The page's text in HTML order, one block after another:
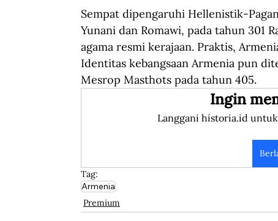
Sempat dipengaruhi Hellenistik-
Yunani dan Romawi, pada tahun 301
agama resmi kerajaan. Praktis,
Identitas kebangsaan Armenia pun
Mesrop Masthots pada tahun 405.
Ingin
Langgani historia.id
Tag:
Armenia
Premium